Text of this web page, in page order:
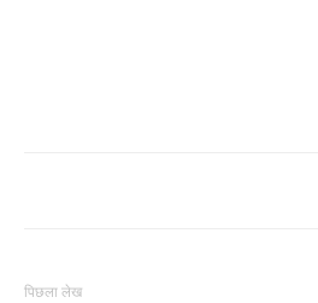
पिछला लेख